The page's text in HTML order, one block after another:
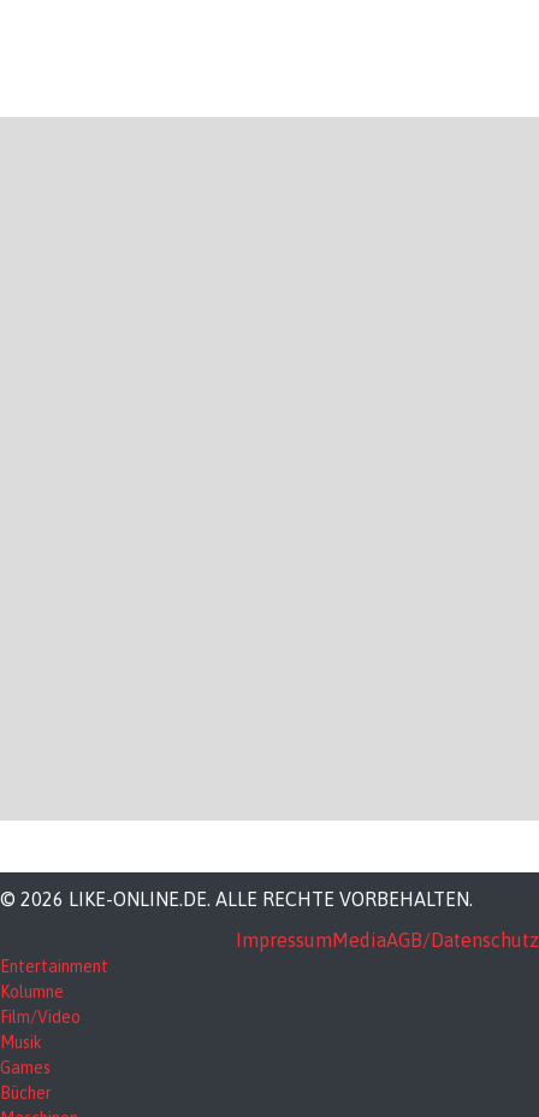
© 2026 LIKE-ONLINE.DE. ALLE RECHTE VORBEHALTEN.
Impressum MediaAGB/Datenschutz
Entertainment
Kolumne
Film/Video
Musik
Games
Bücher